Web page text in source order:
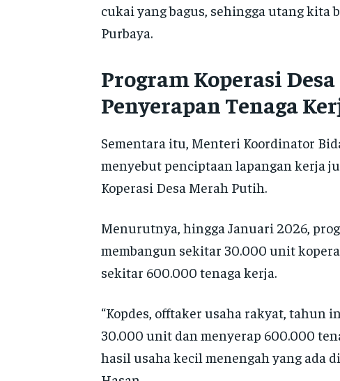
cukai yang bagus, sehingga utang kita
Purbaya.
Program Koperasi
Penyerapan Tenaga
Sementara itu, Menteri Koordinator
menyebut penciptaan lapangan kerja
Koperasi Desa Merah Putih.
Menurutnya, hingga Januari 2026,
membangun sekitar 30.000 unit
sekitar 600.000 tenaga kerja.
“Kopdes, offtaker usaha rakyat, tahun
30.000 unit dan menyerap 600.000
hasil usaha kecil menengah yang ada